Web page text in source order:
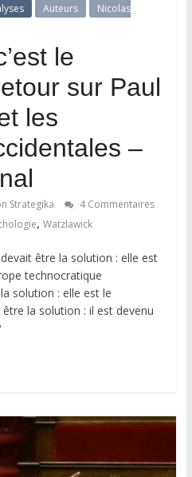
Auteurs
Nicolas
le
sur Paul
les
–
Strategika
4 Commentaires
, Watzlawick
être la solution : elle est
technocratique
solution : elle est le
la solution : il est devenu